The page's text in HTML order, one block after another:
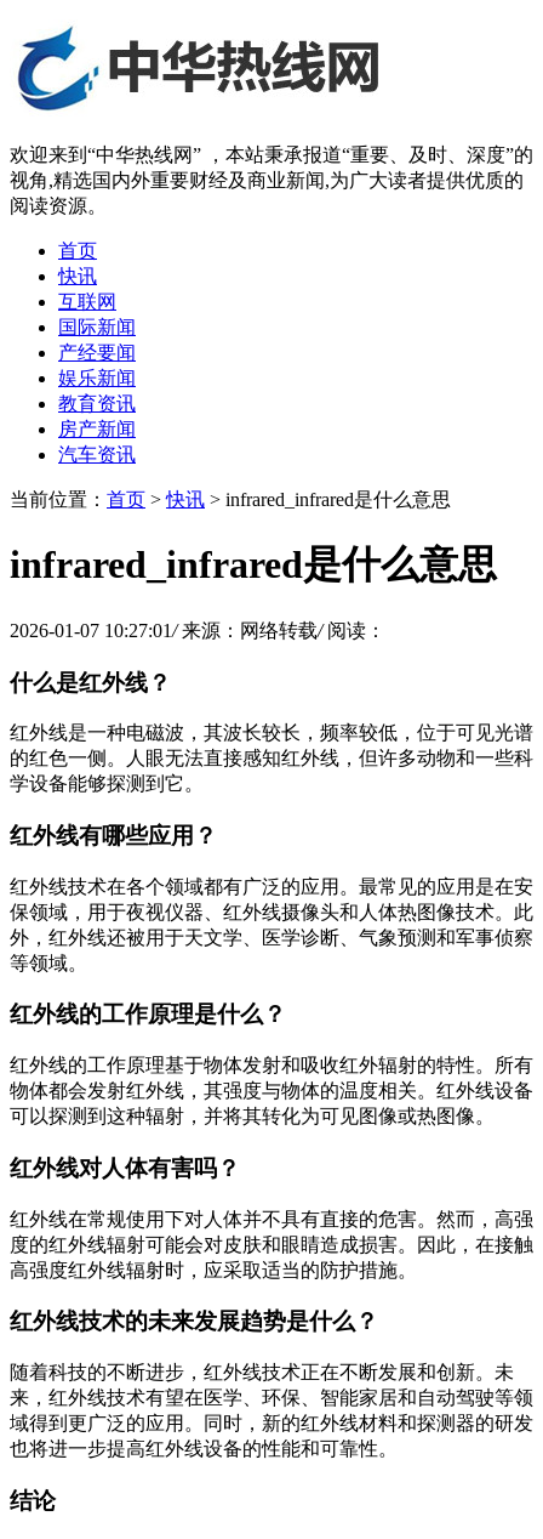
欢迎来到“中华热线网” ，本站秉承报道“重要、及时、深度”的
视角,精选国内外重要财经及商业新闻,为广大读者提供优质的
阅读资源。
首页
快讯
互联网
国际新闻
产经要闻
娱乐新闻
教育资讯
房产新闻
汽车资讯
当前位置： 首页 >快讯 > infrared_infrared是什么意思
infrared_infrared是什么意思
2026-01-07 10:27:01/ 来源：网络转载/ 阅读：
什么是红外线？
红外线是一种电磁波，其波长较长，频率较低，位于可见光谱
的红色一侧。人眼无法直接感知红外线，但许多动物和一些科
学设备能够探测到它。
红外线有哪些应用？
红外线技术在各个领域都有广泛的应用。最常见的应用是在安
保领域，用于夜视仪器、红外线摄像头和人体热图像技术。此
外，红外线还被用于天文学、医学诊断、气象预测和军事侦察
等领域。
红外线的工作原理是什么？
红外线的工作原理基于物体发射和吸收红外辐射的特性。所有
物体都会发射红外线，其强度与物体的温度相关。红外线设备
可以探测到这种辐射，并将其转化为可见图像或热图像。
红外线对人体有害吗？
红外线在常规使用下对人体并不具有直接的危害。然而，高强
度的红外线辐射可能会对皮肤和眼睛造成损害。因此，在接触
高强度红外线辐射时，应采取适当的防护措施。
红外线技术的未来发展趋势是什么？
随着科技的不断进步，红外线技术正在不断发展和创新。未
来，红外线技术有望在医学、环保、智能家居和自动驾驶等领
域得到更广泛的应用。同时，新的红外线材料和探测器的研发
也将进一步提高红外线设备的性能和可靠性。
结论